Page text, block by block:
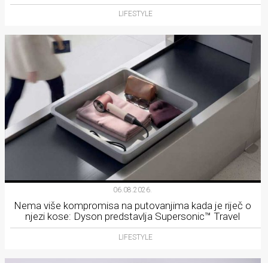
LIFESTYLE
06.08.2026.
Nema više kompromisa na putovanjima kada je riječ o
njezi kose: Dyson predstavlja Supersonic™ Travel
LIFESTYLE